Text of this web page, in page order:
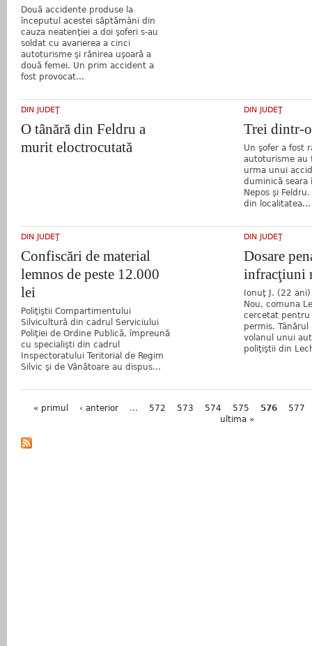
Două accidente produse la
începutul acestei săptămâni din
cauza neatenţiei a doi şoferi s-au
soldat cu avarierea a cinci
autoturisme şi rănirea uşoară a
două femei. Un prim accident a
fost provocat...
DIN JUDEŢ
O tânără din Feldru a
murit eloctrocutată
DIN JUDEŢ
Trei dintr-
Un şofer a fost
autoturisme au
urma unui
duminică seara
Nepos şi
din localitatea...
DIN JUDEŢ
Confiscări de material
lemnos de peste 12.000
lei
Poliţiştii Compartimentului
Silvicultură din cadrul Serviciului
Poliţiei de Ordine Publică, împreună
cu specialişti din cadrul
Inspectoratului Teritorial de Regim
Silvic şi de Vânătoare au dispus...
DIN JUDEŢ
Dosare
infracţiuni
Ionuţ J. (22
Nou, comuna
cercetat pentru
permis.
volanul unui
poliţiştii din
Pagini
« primul ‹ anterior … 572 573 574 575 576
577
ultima »